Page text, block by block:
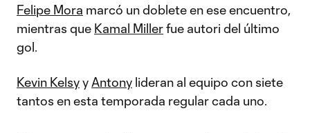
Felipe Mora marcó un doblete en ese encuentro,
mientras que Kamal Millerfue autori del último
gol.
Kevin Kelsyy Antony lideran al equipo con siete
tantos en esta temporada regular cada uno.